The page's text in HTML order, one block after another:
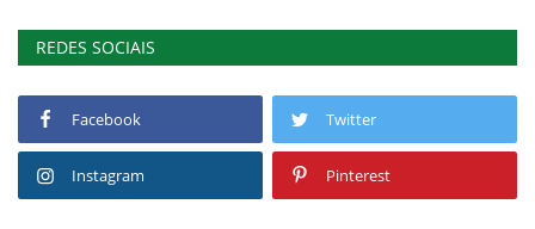
REDES SOCIAIS
Facebook Twitter
Instagram Pinterest